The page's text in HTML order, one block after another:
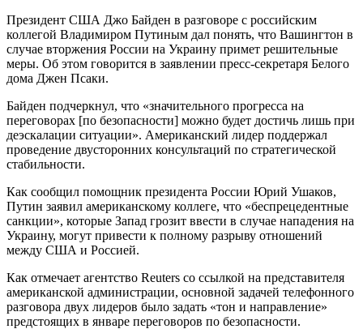
Президент США Джо Байден в разговоре с российским
коллегой Владимиром Путиным дал понять, что Вашингтон в
случае вторжения России на Украину примет решительные
меры. Об этом говорится в заявлении пресс-секретаря Белого
дома Джен Псаки.
Байден подчеркнул, что «значительного прогресса на
переговорах [по безопасности] можно будет достичь лишь при
деэскалации ситуации». Американский лидер поддержал
проведение двусторонних консультаций по стратегической
стабильности.
Как сообщил помощник президента России Юрий Ушаков,
Путин заявил американскому коллеге, что «беспрецедентные
санкции», которые Запад грозит ввести в случае нападения на
Украину, могут привести к полному разрыву отношений
между США и Россией.
Как отмечает агентство Reuters со ссылкой на представителя
американской администрации, основной задачей телефонного
разговора двух лидеров было задать «тон и направление»
предстоящих в январе переговоров по безопасности.